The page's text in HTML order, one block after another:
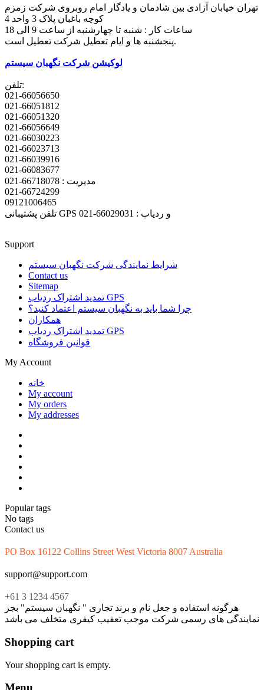
تهران خیابان آزادی بین شادمان و یادگار امام روبروی شرکت زمزم
کوچه باغبان پلاک 3 واحد 4
پنجشنبه ها و ایام تعطیل شرکت تعطیل است.
لوکیشن شرکت نگهبان سیستم
تلفن:
021-66056650
021-66051812
021-66051320
021-66056649
021-66030223
021-66023713
021-66039916
021-66083677
مدیریت : 66718078-021
021-66724299
09121006465
تلفن پشتیبانی GPS و ردیاب : 66029031-021
Support
شرایط نمایندگی شرکت نگهبان سیستم
Contact us
Sitemap
تمدید اشتراک ردیاب GPS
چرا شما باید به نگهبان سیستم اعتماد کنید؟
همکاران
تمدید اشتراک ردیاب GPS
قوانین فروشگاه
My Account
خانه
My account
My orders
My addresses
Popular tags
No tags
Contact us
PO Box 16122 Collins Street West Victoria 8007 Australia
support@support.com
+61 3 1234 4567
هرگونه استفاده و جعل نام و برند تجاری " نگهبان سیستم" بجز
نمایندگی های رسمی شرکت موجب تعقیب کیفری متخلف می باشد
Shopping cart
Your shopping cart is empty.
Menu